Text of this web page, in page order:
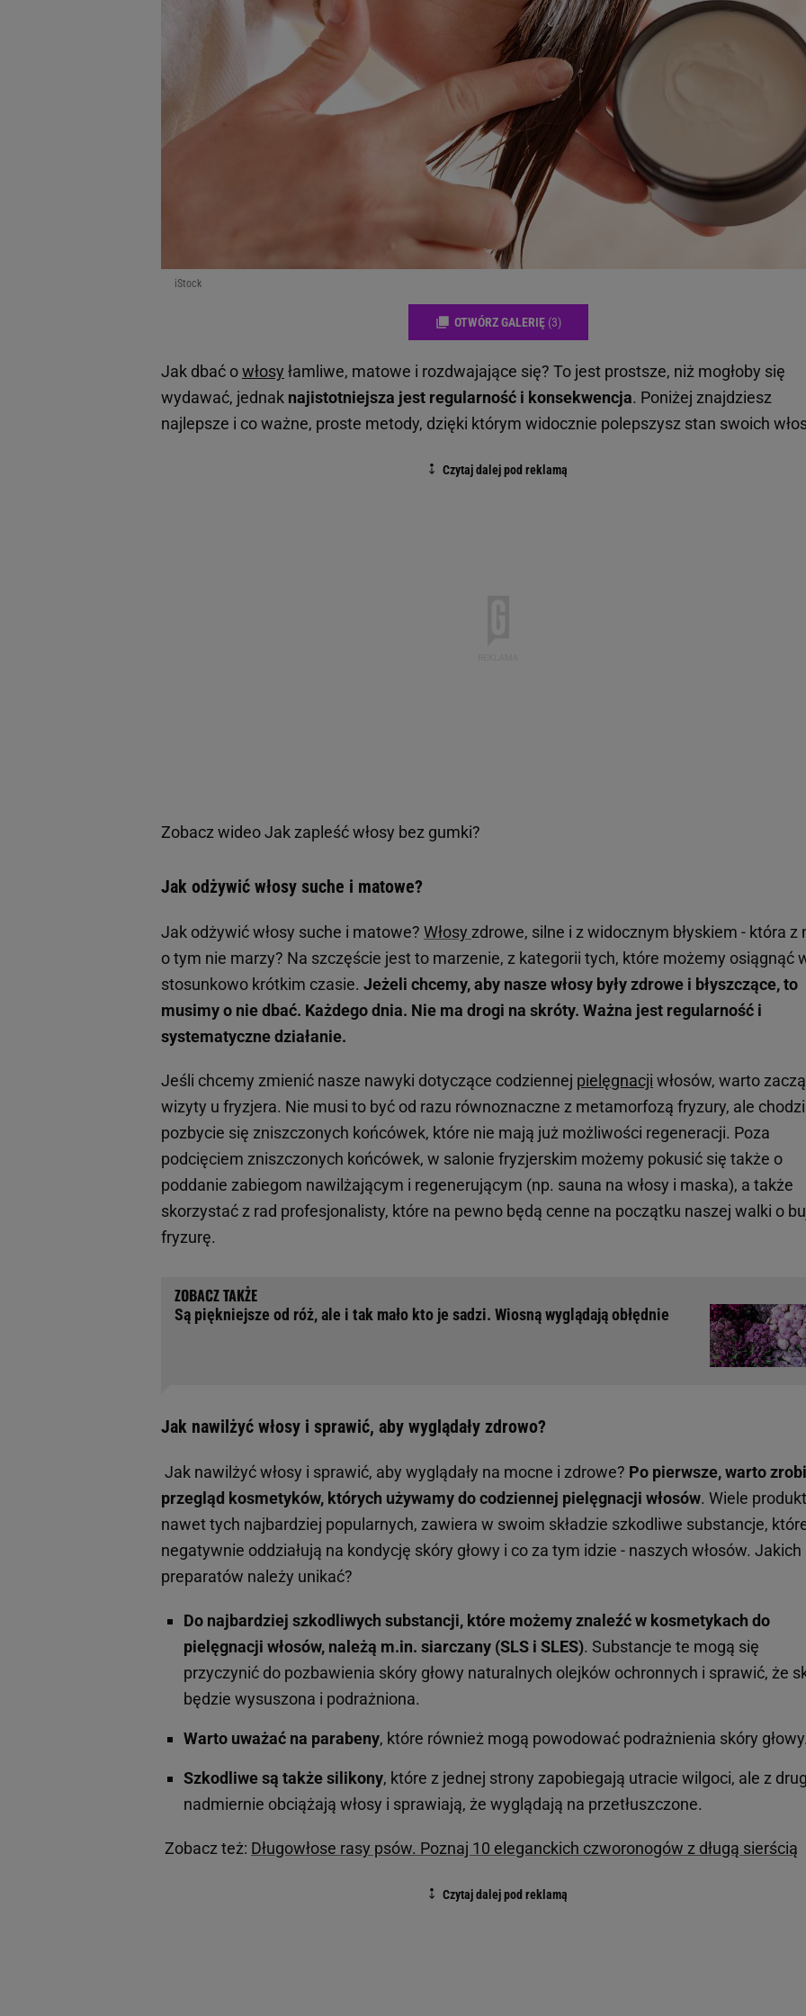
iStock
OTWÓRZ GALERIĘ (3)
Jak dbać owłosy łamliwe, matowe i rozdwajające się? To jest prostsze, niż mogłoby się
wydawać, jednak najistotniejsza jest regularność i konsekwencja. Poniżej znajdziesz
najlepsze i co ważne, proste metody, dzięki którym widocznie polepszysz stan swoich
Zobacz wideoJak zapleść włosy bez gumki?
Jak odżywić włosy suche i matowe?
Jak odżywić włosy suche i matowe? Włosy zdrowe, silne i z widocznym błyskiem - która z
o tym nie marzy? Na szczęście jest to marzenie, z kategorii tych, które możemy osiągnąć
stosunkowo krótkim czasie. Jeżeli chcemy, aby nasze włosy były zdrowe i błyszczące, to
musimy o nie dbać. Każdego dnia. Nie ma drogi na skróty. Ważna jest regularność i
systematyczne działanie.
Jeśli chcemy zmienić nasze nawyki dotyczące codziennej pielęgnacji włosów, warto
wizyty u fryzjera. Nie musi to być od razu równoznaczne z metamorfozą fryzury, ale
pozbycie się zniszczonych końcówek, które nie mają już możliwości regeneracji. Poza
podcięciem zniszczonych końcówek, w salonie fryzjerskim możemy pokusić się także o
poddanie zabiegom nawilżającym i regenerującym (np. sauna na włosy i maska), a także
skorzystać z rad profesjonalisty, które na pewno będą cenne na początku naszej walki o
fryzurę.
Są piękniejsze od róż, ale i tak mało kto je sadzi. Wiosną wyglądają obłędnie
Jak nawilżyć włosy i sprawić, aby wyglądały zdrowo?
Jak nawilżyć włosy i sprawić, aby wyglądały na mocne i zdrowe? Po pierwsze, warto
przegląd kosmetyków, których używamy do codziennej pielęgnacji włosów. Wiele
nawet tych najbardziej popularnych, zawiera w swoim składzie szkodliwe substancje,
negatywnie oddziałują na kondycję skóry głowy i co za tym idzie - naszych włosów. Jakich
preparatów należy unikać?
Do najbardziej szkodliwych substancji, które możemy znaleźć w kosmetykach do
pielęgnacji włosów, należą m.in. siarczany (SLS i SLES). Substancje te mogą się
przyczynić do pozbawienia skóry głowy naturalnych olejków ochronnych i sprawić, że
będzie wysuszona i podrażniona.
Warto uważać na parabeny, które również mogą powodować podrażnienia skóry głowy.
Szkodliwe są także silikony, które z jednej strony zapobiegają utracie wilgoci, ale z
nadmiernie obciążają włosy i sprawiają, że wyglądają na przetłuszczone.
Zobacz też: Długowłose rasy psów. Poznaj 10 eleganckich czworonogów z długą sierścią